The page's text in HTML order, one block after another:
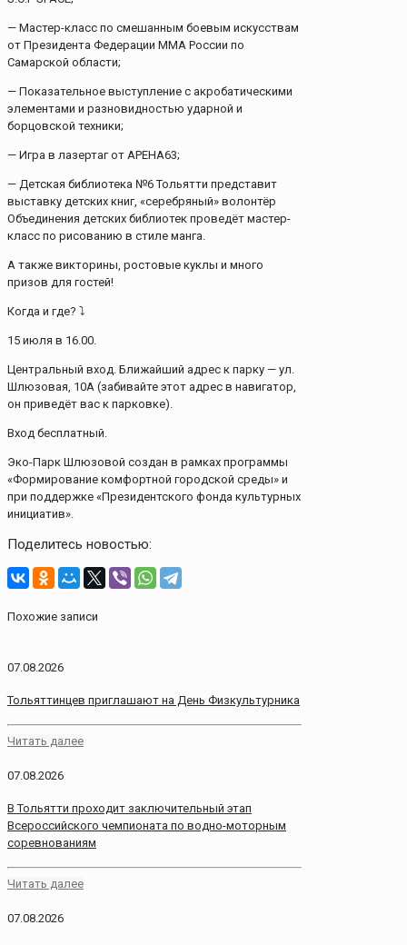
— Мастер-класс по смешанным боевым искусствам
от Президента Федерации ММА России по
Самарской области;
— Показательное выступление с акробатическими
элементами и разновидностью ударной и
борцовской техники;
— Игра в лазертаг от АРЕНА63;
— Детская библиотека №6 Тольятти представит
выставку детских книг, «серебряный» волонтёр
Объединения детских библиотек проведёт мастер-
класс по рисованию в стиле манга.
А также викторины, ростовые куклы и много
призов для гостей!
Когда и где? ⤵
15 июля в 16.00.
Центральный вход. Ближайший адрес к парку — ул.
Шлюзовая, 10А (забивайте этот адрес в навигатор,
он приведёт вас к парковке).
Вход бесплатный.
Эко-Парк Шлюзовой создан в рамках программы
«Формирование комфортной городской среды» и
при поддержке «Президентского фонда культурных
инициатив».
Поделитесь новостью:
Похожие записи
07.08.2026
Тольяттинцев приглашают на День Физкультурника
Читать далее
07.08.2026
В Тольятти проходит заключительный этап
Всероссийского чемпионата по водно-моторным
соревнованиям
Читать далее
07.08.2026